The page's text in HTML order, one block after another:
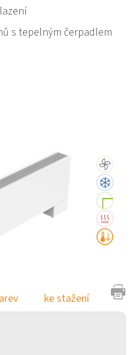
s tepelným čerpadlem
ke stažení